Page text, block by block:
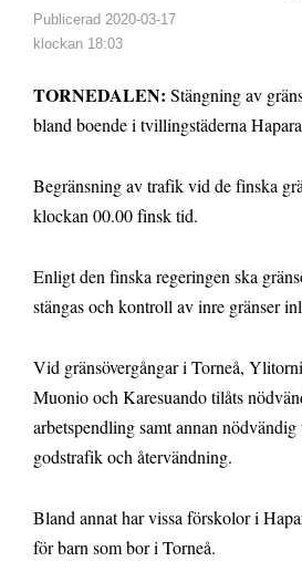
Publicerad 2020-03-17
klockan 18:03
TORNEDALEN: Stängning av
bland boende i tvillingstäderna
Begränsning av trafik vid de finska
klockan 00.00 finsk tid.
Enligt den finska regeringen ska
stängas och kontroll av inre gränser
Vid gränsövergångar i Torneå,
Muonio och Karesuando tilåts
arbetspendling samt annan
godstrafik och återvändning.
Bland annat har vissa förskolor i
för barn som bor i Torneå.